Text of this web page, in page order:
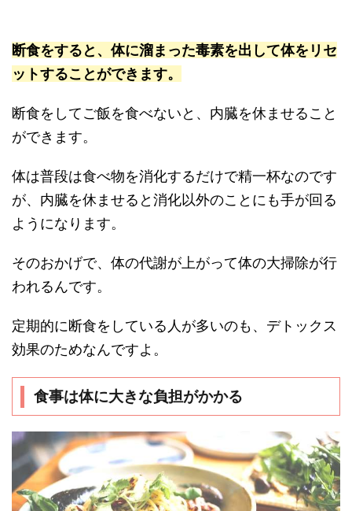
断食をすると、体に溜まった毒素を出して体をリセ
ットすることができます。
断食をしてご飯を食べないと、内臓を休ませること
ができます。
体は普段は食べ物を消化するだけで精一杯なのです
が、内臓を休ませると消化以外のことにも手が回る
ようになります。
そのおかげで、体の代謝が上がって体の大掃除が行
われるんです。
定期的に断食をしている人が多いのも、デトックス
効果のためなんですよ。
食事は体に大きな負担がかかる